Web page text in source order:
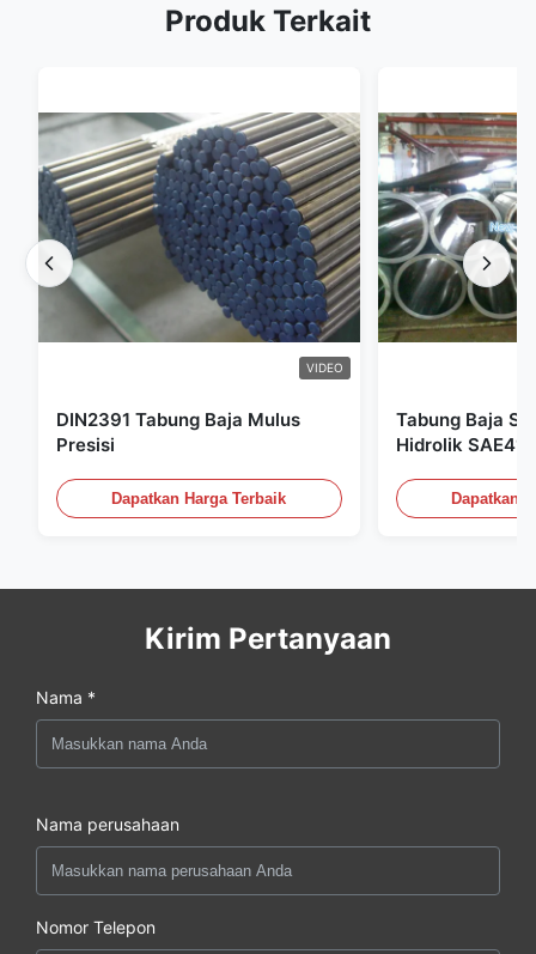
Produk Terkait
VIDEO
DIN2391 Tabung Baja Mulus
Presisi
Dapatkan Harga Terbaik
Tabung Baja
Hidrolik
Dapatkan
Kirim Pertanyaan
Nama *
Nama perusahaan
Nomor Telepon